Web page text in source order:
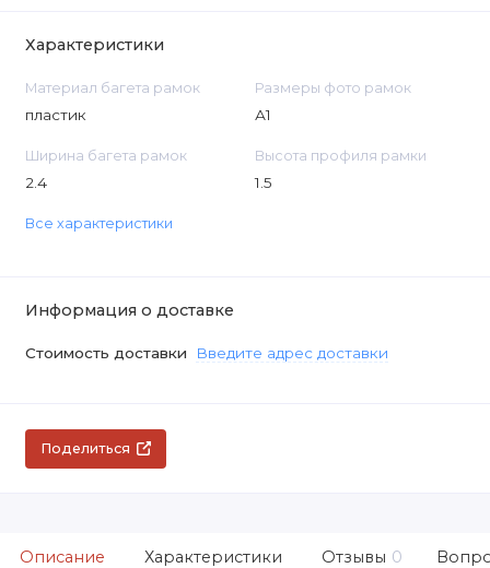
Характеристики
Материал багета рамок
пластик
Размеры фото рамок
А1
Ширина багета рамок
2.4
Высота профиля рамки
1.5
Все характеристики
Информация о доставке
Стоимость доставки Введите адрес доставки
Поделиться
Описание Характеристики Отзывы 0